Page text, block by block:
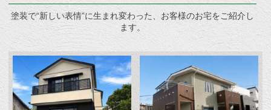
塗装で“新しい表情”に生まれ変わった、お客様のお宅をご紹介し
ます。